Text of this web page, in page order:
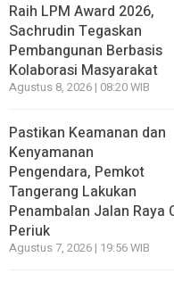
Raih LPM Award 2026,
Sachrudin Tegaskan
Pembangunan Berbasis
Kolaborasi Masyarakat
Agustus 8, 2026 | 08:20 WIB
Pastikan Keamanan dan
Kenyamanan
Pengendara, Pemkot
Tangerang Lakukan
Penambalan Jalan Raya
Periuk
Agustus 7, 2026 | 19:56 WIB